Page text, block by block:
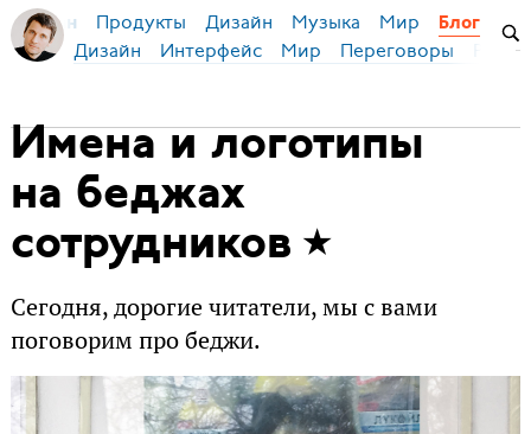
Бирман Продукты Дизайн Музыка Мир Блог
Дизайн Интерфейс Мир Переговоры
Имена и логотипы
на беджах
сотрудников
Сегодня, дорогие читатели, мы с вами
поговорим про беджи.